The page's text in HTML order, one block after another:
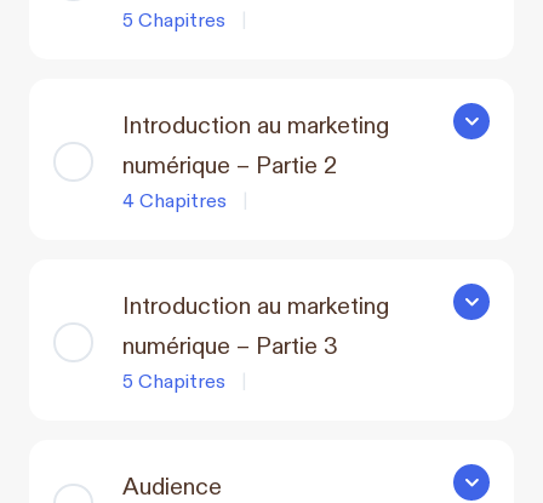
5 Chapitres |
Introduction au marketing
numérique – Partie 2
4 Chapitres |
Introduction au marketing
numérique – Partie 3
5 Chapitres |
Audience Audience